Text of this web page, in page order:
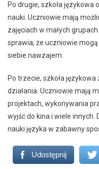
Po drugie, szkoła
nauki. Uczniowie mają
zajęciach w małych
sprawia, że uczniowie
siebie nawzajem.
Po trzecie, szkoła
działania. Uczniowie mają
projektach, wykonywania
wyjść do kina i wiele
nauki języka w zabawny
Udostępnij